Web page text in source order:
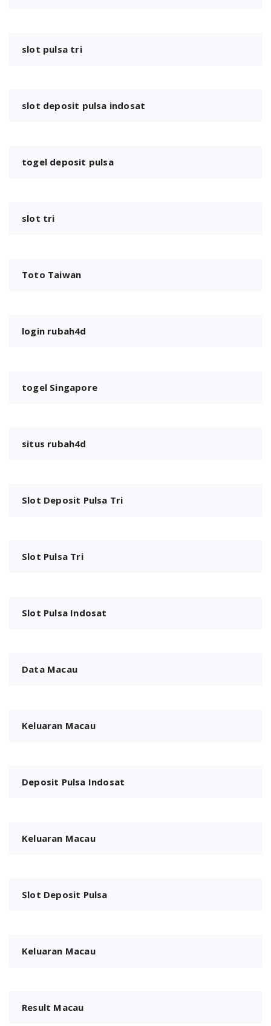
slot pulsa tri
slot deposit pulsa indosat
togel deposit pulsa
slot tri
Toto Taiwan
login rubah4d
togel Singapore
situs rubah4d
Slot Deposit Pulsa Tri
Slot Pulsa Tri
Slot Pulsa Indosat
Data Macau
Keluaran Macau
Deposit Pulsa Indosat
Keluaran Macau
Slot Deposit Pulsa
Keluaran Macau
Result Macau